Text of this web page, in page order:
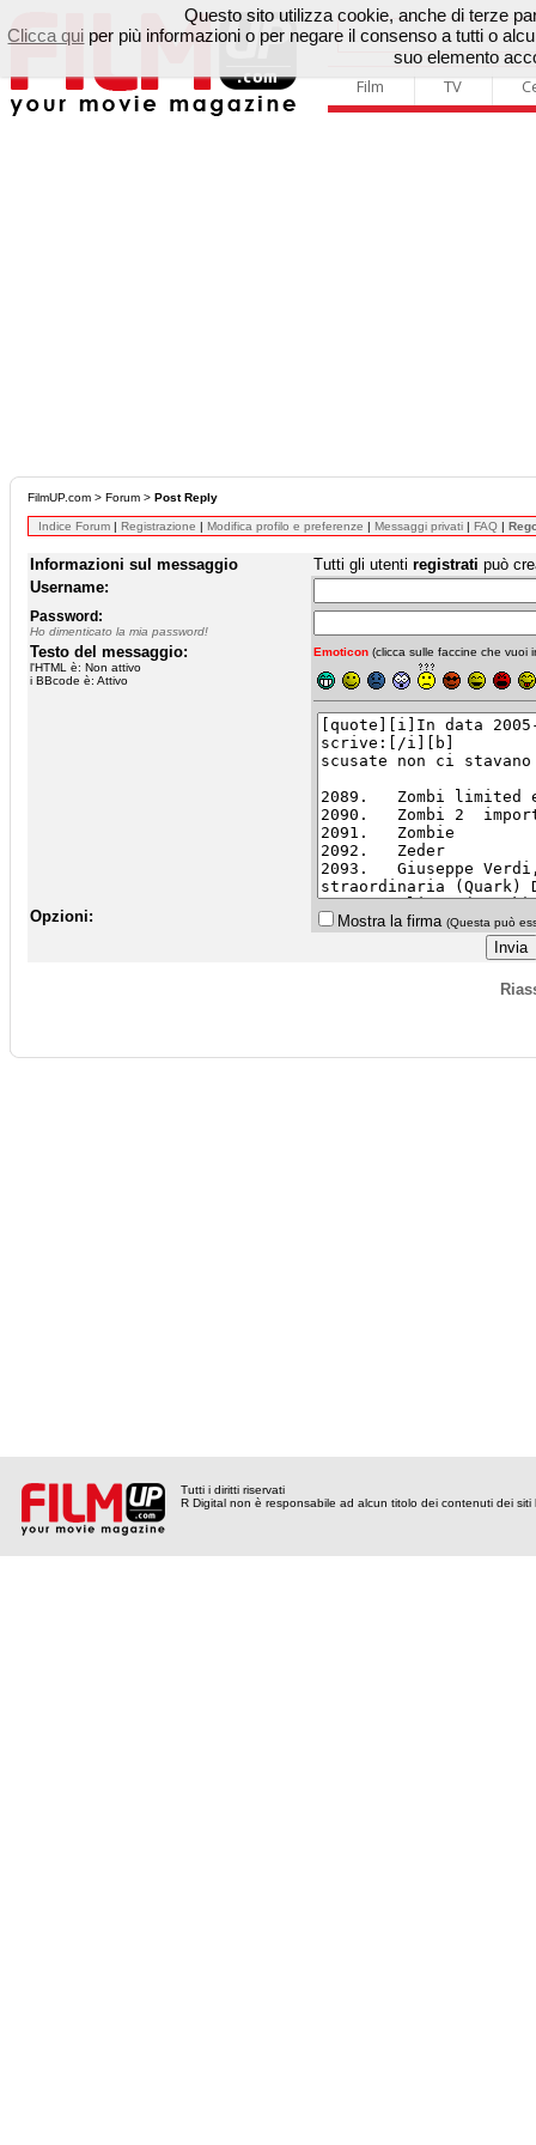
Film TV
FilmUP.com > Forum > Post Reply
Indice Forum | Registrazione | Modifica profilo e preferenze | Messaggi privati | FAQ |
Informazioni sul messaggio Tutti gli utenti registrati può
Username:
Password:
Ho dimenticato la mia password!
Testo del messaggio:
l'HTML è: Non attivo
i BBcode è: Attivo
Emoticon (clicca sulle faccine che vuoi
Opzioni: Mostra la firma (Questa può
Tutti i diritti riservati
R Digital non è responsabile ad alcun titolo dei contenuti dei siti
Questo sito utilizza cookie, anche di terze
Clicca qui per più informazioni o per negare il consenso a tutti o
suo elemento